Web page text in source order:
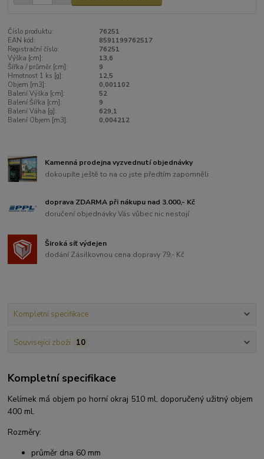
Číslo produktu:
76251
EAN kód:
8591199762517
Registrační číslo:
76251
Výška [cm]:
13,6
Šířka / průměr [cm]:
9
Hmotnost 1 ks [g]:
12,5
Objem [m3]:
0,001102
Balení Výška [cm]:
52
Balení Šířka [cm]:
9
Balení Váha [g]:
629,1
Balení Objem [m3]:
0,004212
Kamenná prodejna vyzvednutí objednávky
dokoupíte ještě to na co jste předtím zapomněli
doprava ZDARMA při nákupu nad 3.000,- Kč
doručení objednávky Vás vůbec nic nestojí
Široká síť výdejen
dodání Zásilkovnou cena dopravy 79,- Kč
Kompletní specifikace
Související zboží 10
Kompletní specifikace
Kelímek má objem po horní okraj 510 ml, doporučený užitný objem
400 ml.
Rozměry:
průměr dna 60 mm